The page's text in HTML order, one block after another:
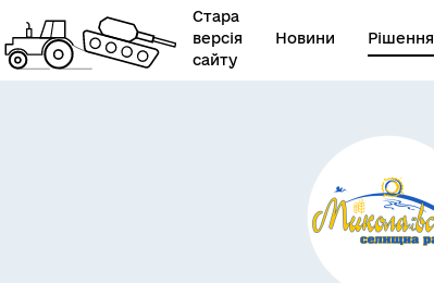
Стара
версія
сайту
Новини Рішення